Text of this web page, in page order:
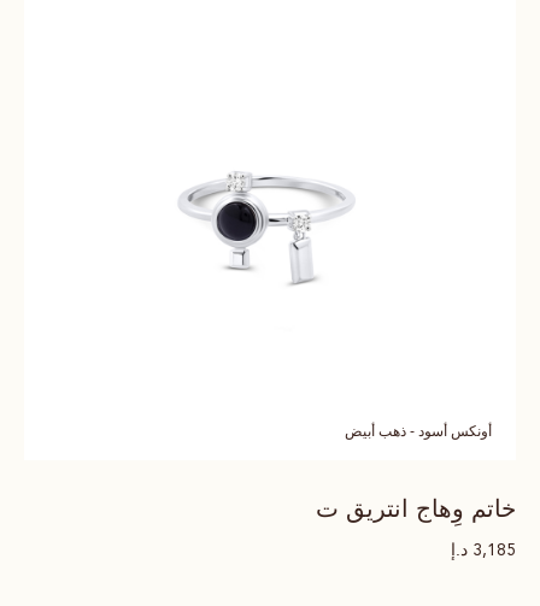
أونكس أسود - ذهب أبيض
خاتم وِهاج انتريق ت
3,185 د.إ